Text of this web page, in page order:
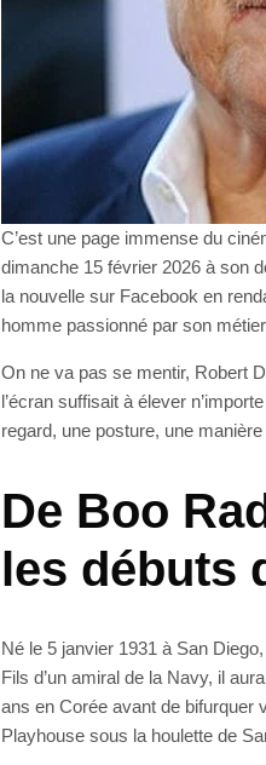
C’est une page immense du
dimanche 15 février 2026 à son
la nouvelle sur Facebook en
homme passionné par son
On ne va pas se mentir, Robert
l’écran suffisait à élever
regard, une posture, une
De Boo
les débuts
Né le 5 janvier 1931 à San
Fils d’un amiral de la Navy, il
ans en Corée avant de bifurquer
Playhouse sous la houlette de